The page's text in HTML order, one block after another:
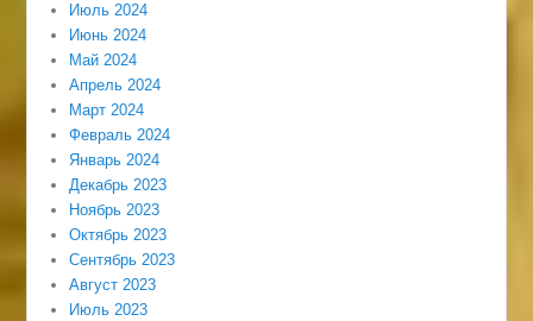
Июль 2024
Июнь 2024
Май 2024
Апрель 2024
Март 2024
Февраль 2024
Январь 2024
Декабрь 2023
Ноябрь 2023
Октябрь 2023
Сентябрь 2023
Август 2023
Июль 2023